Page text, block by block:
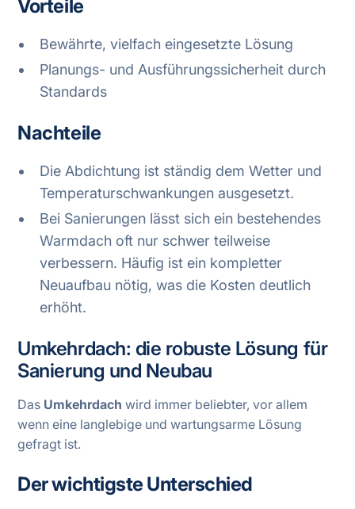
Vorteile
Bewährte, vielfach eingesetzte Lösung
Planungs- und Ausführungssicherheit durch
Standards
Nachteile
Die Abdichtung ist ständig dem Wetter und
Temperaturschwankungen ausgesetzt.
Bei Sanierungen lässt sich ein bestehendes
Warmdach oft nur schwer teilweise
verbessern. Häufig ist ein kompletter
Neuaufbau nötig, was die Kosten deutlich
erhöht.
Umkehrdach: die robuste Lösung für
Sanierung und Neubau
Das Umkehrdach wird immer beliebter, vor allem
wenn eine langlebige und wartungsarme Lösung
gefragt ist.
Der wichtigste Unterschied